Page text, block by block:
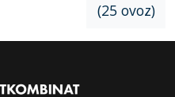
(25 ovoz)